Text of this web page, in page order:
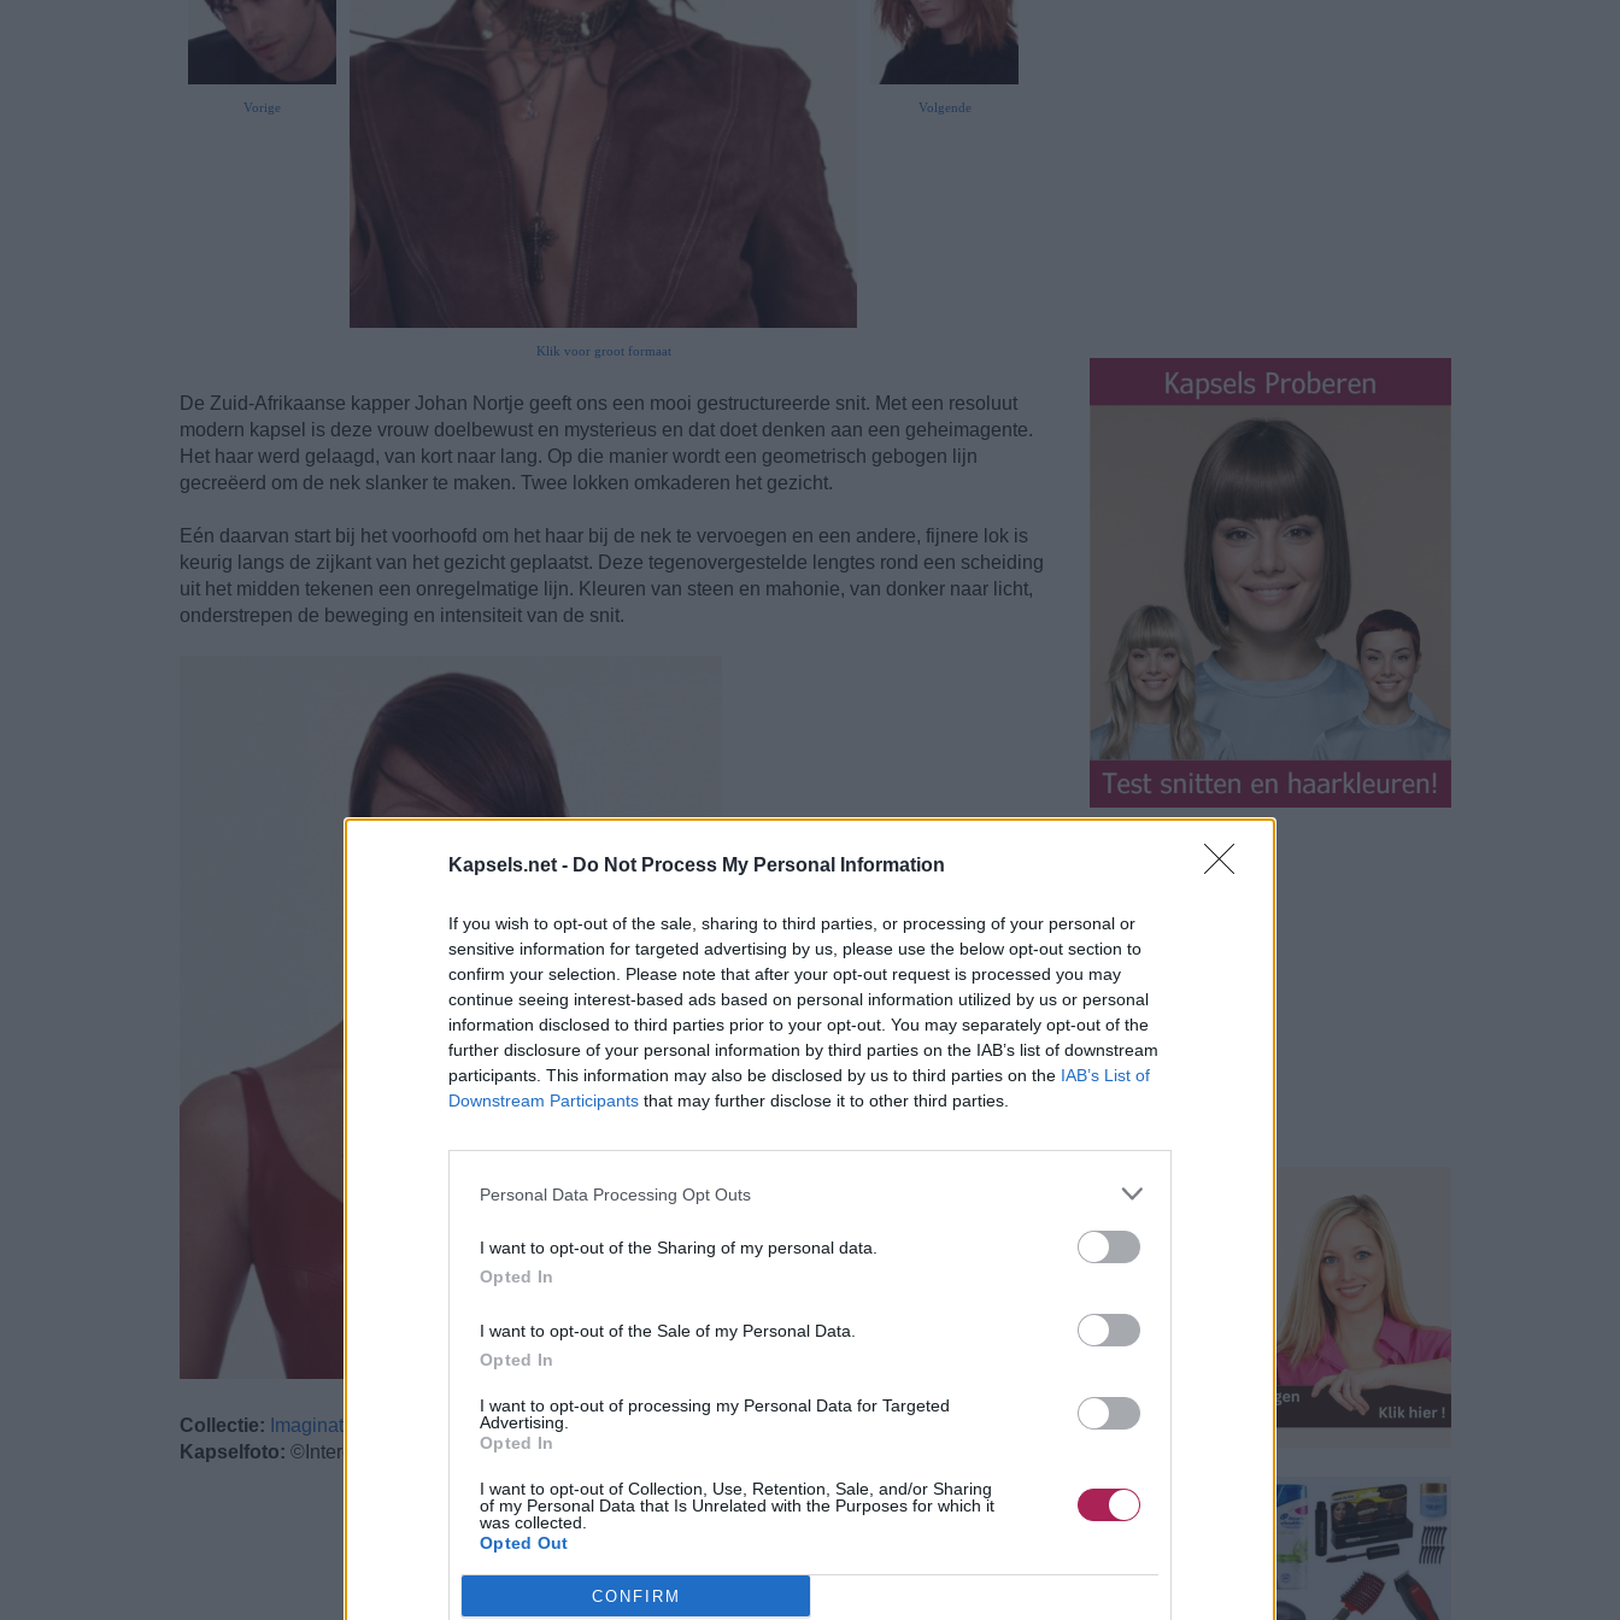
Kapsels.net - Do Not Process My Personal Information
If you wish to opt-out of the sale, sharing to third parties, or processing of your personal or
sensitive information for targeted advertising by us, please use the below opt-out section to
confirm your selection. Please note that after your opt-out request is processed you may
continue seeing interest-based ads based on personal information utilized by us or personal
information disclosed to third parties prior to your opt-out. You may separately opt-out of the
further disclosure of your personal information by third parties on the IAB’s list of downstream
participants. This information may also be disclosed by us to third parties on the IAB’s List of
Downstream Participants that may further disclose it to other third parties.
Personal Data Processing Opt Outs
I want to opt-out of the Sharing of my personal data.
Opted In
I want to opt-out of the Sale of my Personal Data.
Opted In
I want to opt-out of processing my Personal Data for Targeted
Advertising.
Opted In
I want to opt-out of Collection, Use, Retention, Sale, and/or Sharing
of my Personal Data that Is Unrelated with the Purposes for which it
was collected.
Opted Out
CONFIRM
Vorige
Klik voor groot formaat
Volgende
De Zuid-Afrikaanse kapper Johan Nortje geeft ons een mooi gestructureerde snit. Met een resoluut
modern kapsel is deze vrouw doelbewust en mysterieus en dat doet denken aan een geheimagente.
Het haar werd gelaagd, van kort naar lang. Op die manier wordt een geometrisch gebogen lijn
gecreëerd om de nek slanker te maken. Twee lokken omkaderen het gezicht.
Eén daarvan start bij het voorhoofd om het haar bij de nek te vervoegen en een andere, fijnere lok is
keurig langs de zijkant van het gezicht geplaatst. Deze tegenovergestelde lengtes rond een scheiding
uit het midden tekenen een onregelmatige lijn. Kleuren van steen en mahonie, van donker naar licht,
onderstrepen de beweging en intensiteit van de snit.
Collectie: Imagination
Kapselfoto: ©Intercoiffure Mondial